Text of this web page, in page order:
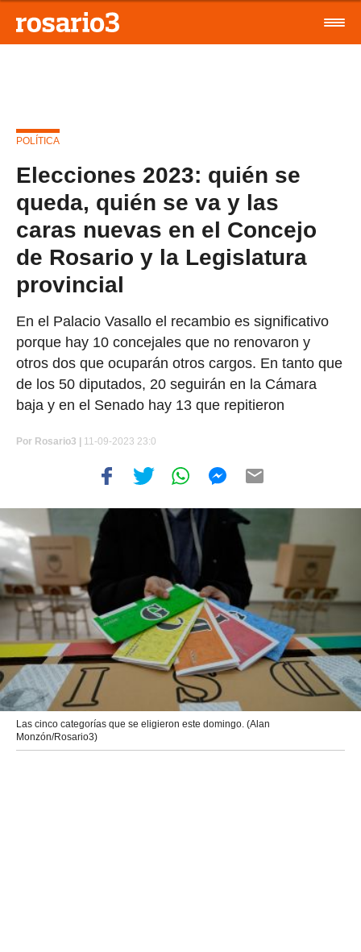
POLÍTICA
Elecciones 2023: quién se
queda, quién se va y las
caras nuevas en el Concejo
de Rosario y la Legislatura
provincial
En el Palacio Vasallo el recambio es significativo
porque hay 10 concejales que no renovaron y
otros dos que ocuparán otros cargos. En tanto que
de los 50 diputados, 20 seguirán en la Cámara
baja y en el Senado hay 13 que repitieron
Por Rosario3 | 11-09-2023 23:0
Las cinco categorías que se eligieron este domingo. (Alan
Monzón/Rosario3)